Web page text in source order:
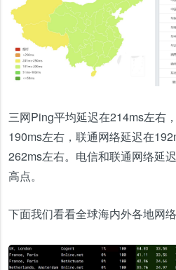
三网Ping平均延迟在214ms左右
190ms左右，联通网络延迟在
262ms左右。电信和联通网络延
高点。
下面我们看看全球海内外各地网